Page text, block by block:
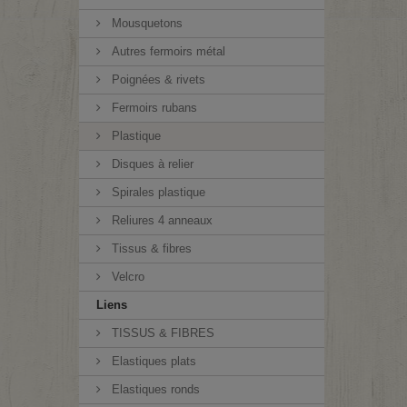
Mousquetons
Autres fermoirs métal
Poignées & rivets
Fermoirs rubans
Plastique
Disques à relier
Spirales plastique
Reliures 4 anneaux
Tissus & fibres
Velcro
Liens
TISSUS & FIBRES
Elastiques plats
Elastiques ronds